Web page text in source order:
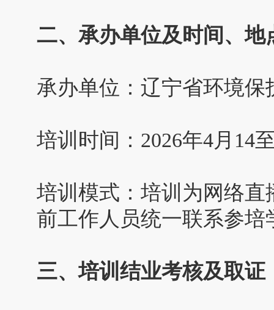
二、承办单位及时间、地
承办单位：辽宁省环境保
培训时间：2026年4月14
培训模式：培训为网络
前工作人员统一联系参培
三、培训结业考核及取证